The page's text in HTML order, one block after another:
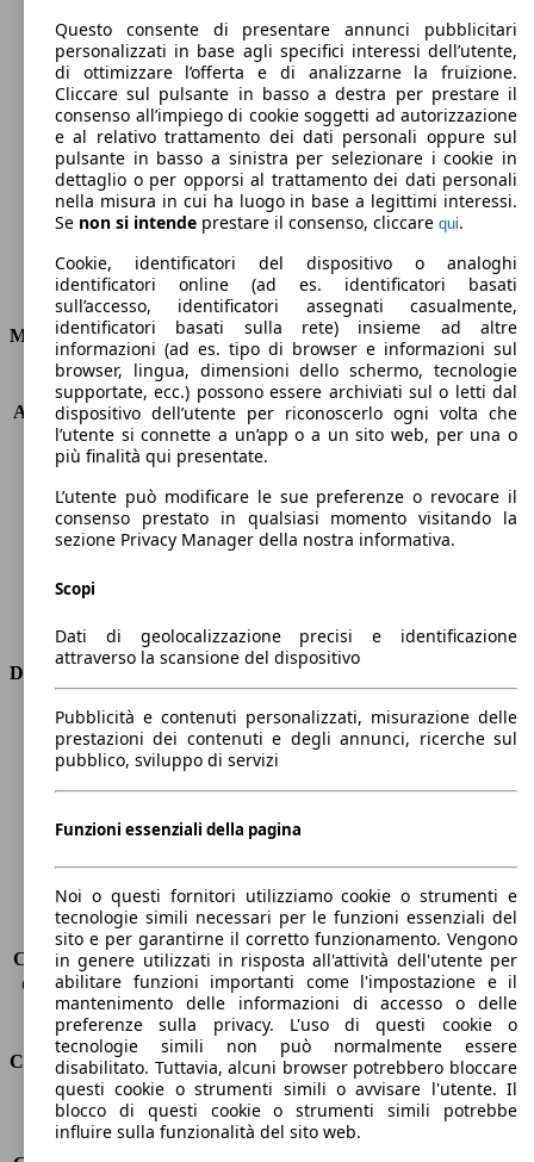
132 g/km
Emissioni di CO2 (combinato)*
Consumi
Motore e Prestazioni
KW (PS)
92 kW (125 PS)
Accelerazione (0-100 km/h)
11.4s
Velocità massima (km/h)
193 km/h
Numero di marce
8
Coppia
170 nm
Cilindrata
998 ccm
Carburante
Benzina
Trasmissione
Dimensioni
Lunghezza
4670 mm
Altezza
1480 mm
Larghezza
Peso massimo
1970 kg
Sedili
5
Carico sul tetto
-
Capacità di traino (senza freni) -
Capacità di traino (con freni)
1300 kg
Volume del bagagliaio
608 - 1653 l
Consumi
Emissioni di CO2*
132 g/km (komb.)
Consumo (urbano)
7.4 l/100km
Questo consente di presentare annunci pubblicitari
personalizzati in base agli specifici interessi dell’utente,
di ottimizzare l’offerta e di analizzarne la fruizione.
Cliccare sul pulsante in basso a destra per prestare il
consenso all’impiego di cookie soggetti ad autorizzazione
e al relativo trattamento dei dati personali oppure sul
pulsante in basso a sinistra per selezionare i cookie in
dettaglio o per opporsi al trattamento dei dati personali
nella misura in cui ha luogo in base a legittimi interessi.
Se non si intende prestare il consenso, cliccare qui.
Cookie, identificatori del dispositivo o analoghi
identificatori online (ad es. identificatori basati
sull’accesso, identificatori assegnati casualmente,
identificatori basati sulla rete) insieme ad altre
informazioni (ad es. tipo di browser e informazioni sul
browser, lingua, dimensioni dello schermo, tecnologie
supportate, ecc.) possono essere archiviati sul o letti dal
dispositivo dell’utente per riconoscerlo ogni volta che
l’utente si connette a un’app o a un sito web, per una o
più finalità qui presentate.
L’utente può modificare le sue preferenze o revocare il
consenso prestato in qualsiasi momento visitando la
sezione Privacy Manager della nostra informativa.
Scopi
Dati di geolocalizzazione precisi e identificazione
attraverso la scansione del dispositivo
Pubblicità e contenuti personalizzati, misurazione delle
prestazioni dei contenuti e degli annunci, ricerche sul
pubblico, sviluppo di servizi
Funzioni essenziali della pagina
Noi o questi fornitori utilizziamo cookie o strumenti e
tecnologie simili necessari per le funzioni essenziali del
sito e per garantirne il corretto funzionamento. Vengono
in genere utilizzati in risposta all'attività dell'utente per
abilitare funzioni importanti come l'impostazione e il
mantenimento delle informazioni di accesso o delle
preferenze sulla privacy. L'uso di questi cookie o
tecnologie simili non può normalmente essere
disabilitato. Tuttavia, alcuni browser potrebbero bloccare
questi cookie o strumenti simili o avvisare l'utente. Il
blocco di questi cookie o strumenti simili potrebbe
influire sulla funzionalità del sito web.